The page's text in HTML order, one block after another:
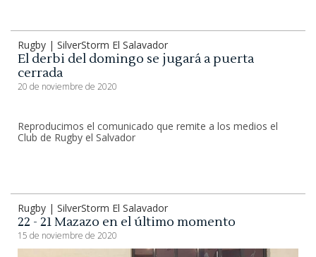
Rugby | SilverStorm El Salavador
El derbi del domingo se jugará a puerta
cerrada
20 de noviembre de 2020
Reproducimos el comunicado que remite a los medios el
Club de Rugby el Salvador
Rugby | SilverStorm El Salavador
22 - 21 Mazazo en el último momento
15 de noviembre de 2020